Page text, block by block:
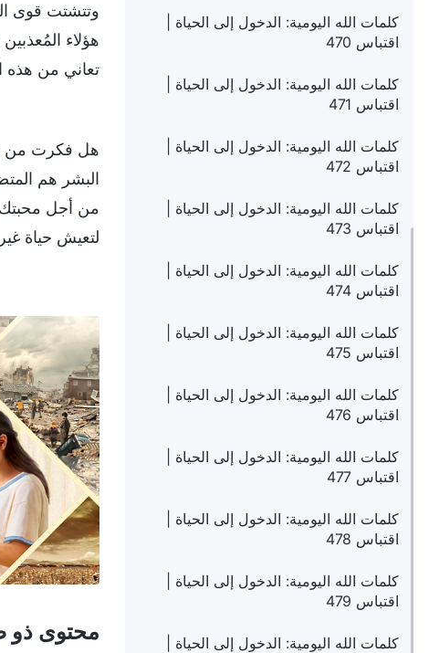
كلمات الله اليومية: الدخول إلى الحياة |
اقتباس 470
كلمات الله اليومية: الدخول إلى الحياة |
اقتباس 471
كلمات الله اليومية: الدخول إلى الحياة |
اقتباس 472
كلمات الله اليومية: الدخول إلى الحياة |
اقتباس 473
كلمات الله اليومية: الدخول إلى الحياة |
اقتباس 474
كلمات الله اليومية: الدخول إلى الحياة |
اقتباس 475
كلمات الله اليومية: الدخول إلى الحياة |
اقتباس 476
كلمات الله اليومية: الدخول إلى الحياة |
اقتباس 477
كلمات الله اليومية: الدخول إلى الحياة |
اقتباس 478
كلمات الله اليومية: الدخول إلى الحياة |
اقتباس 479
كلمات الله اليومية: الدخول إلى الحياة |
وتتشتت قوى
هؤلاء
تعاني من هذه
هل فكرت من
البشر هم
من أجل محبتك
لتعيش حياة
محتوى ذو